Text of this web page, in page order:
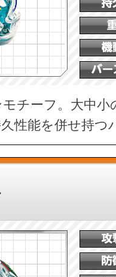
チーフ。大中
性能を併せ持